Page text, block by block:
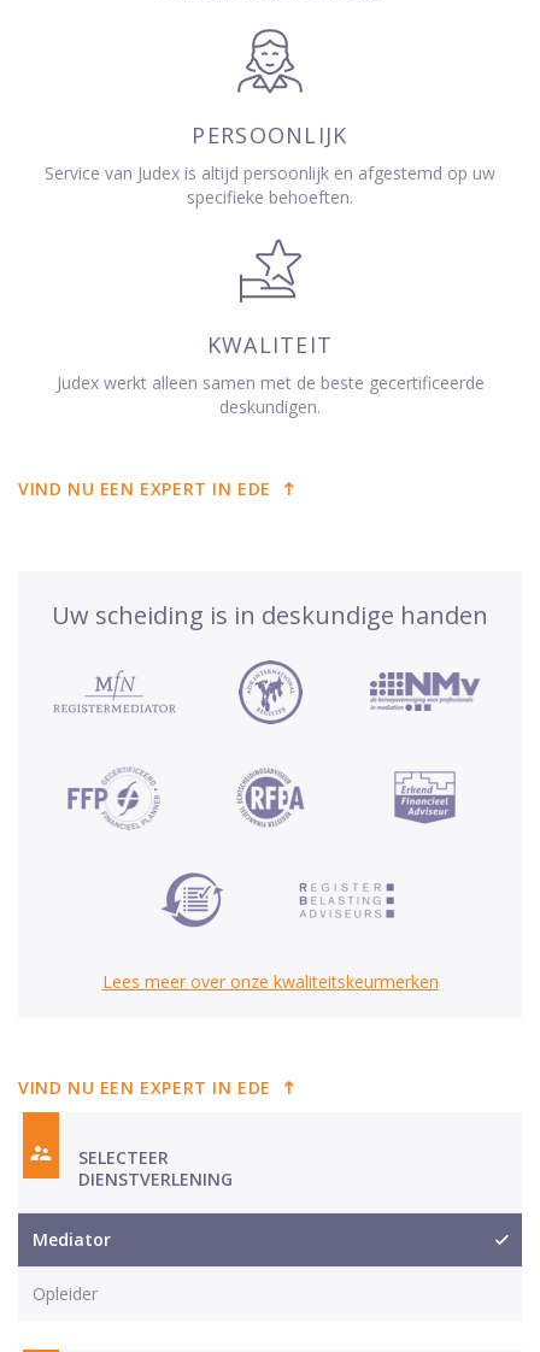
PERSOONLIJK
Service van Judex is altijd persoonlijk en afgestemd op uw
specifieke behoeften.
KWALITEIT
Judex werkt alleen samen met de beste gecertificeerde
deskundigen.
VIND NU EEN EXPERT IN EDE
Uw scheiding is in deskundige handen
Lees meer over onze kwaliteitskeurmerken
VIND NU EEN EXPERT IN EDE
SELECTEER
DIENSTVERLENING
Mediator
Opleider